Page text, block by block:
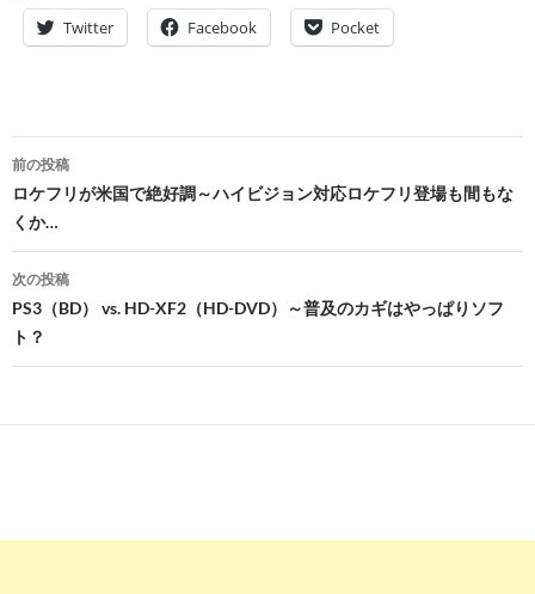
Twitter Facebook Pocket
投
稿
ナ
ビ
ゲ
ー
前の投稿
ロケフリが米国で絶好調～ハイビジョン対応ロケフリ登場も間もな
くか…
次の投稿
PS3（BD） vs. HD-XF2（HD-DVD）～普及のカギはやっぱりソフ
ト？